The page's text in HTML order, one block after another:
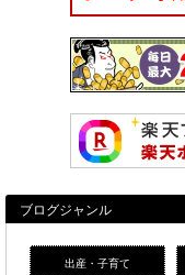
ブログジャンル
出産・子育て